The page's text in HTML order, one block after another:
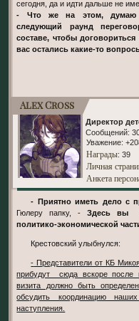
сегодня, да и идти дальше не
- Что же на этом, думаю
следующий раунд
составе, чтобы
вас остались какие-то
Alex Cross
Директор
Сообщений:
Уважение:
Награды: 39
Личная
Анкета
- Приятно иметь дело с
Гюлеру папку, -Здесь вы
политико-экономической
Крестовский улыбнулся:
- Представители от КБ Микояна и ответственный за военные заказы
прибудут сюда вскоре после
визита должно быть
обсудить координацию
наступления.